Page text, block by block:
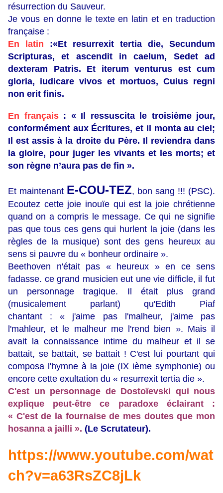
résurrection du Sauveur.
Je vous en donne le texte en latin et en traduction
française :
En latin :«Et resurrexit tertia die, Secundum
Scripturas, et ascendit in caelum, Sedet ad
dexteram Patris. Et iterum venturus est cum
gloria, iudicare vivos et mortuos, Cuius regni
non erit finis.
En français : « Il ressuscita le troisième jour,
conformément aux Écritures, et il monta au ciel;
Il est assis à la droite du Père. Il reviendra dans
la gloire, pour juger les vivants et les morts; et
son règne n’aura pas de fin ».
Et maintenant E-COU-TEZ, bon sang !!! (PSC).
Ecoutez cette joie inouïe qui est la joie chrétienne
quand on a compris le message. Ce qui ne signifie
pas que tous ces gens qui hurlent la joie (dans les
règles de la musique) sont des gens heureux au
sens si pauvre du « bonheur ordinaire ».
Beethoven n'était pas « heureux » en ce sens
fadasse. ce grand musicien eut une vie difficle, il fut
un personnage tragique. Il était plus grand
(musicalement parlant) qu'Edith Piaf
chantant : « j'aime pas l'malheur, j'aime pas
l'mahleur, et le malheur me l'rend bien ». Mais il
avait la connaissance intime du malheur et il se
battait, se battait, se battait ! C'est lui pourtant qui
composa l'hymne à la joie (IX ième symphonie) ou
encore cette exultation du « resurrexit tertia die ».
C'est un personnage de Dostoïevski qui nous
explique peut-être ce paradoxe éclairant :
« C'est de la fournaise de mes doutes que mon
hosanna a jailli ». (Le Scrutateur).
https://www.youtube.com/wat
ch?v=a63RsZC8jLk